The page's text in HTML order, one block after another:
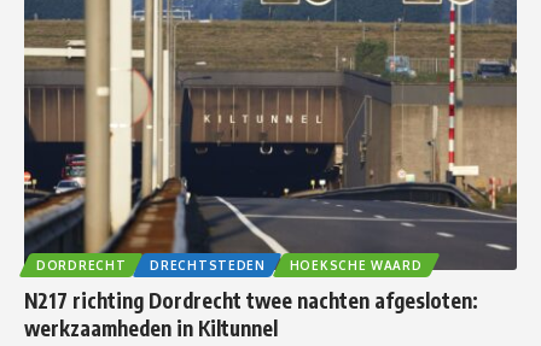
DORDRECHT DRECHTSTEDEN HOEKSCHE WAARD
N217 richting Dordrecht twee nachten afgesloten:
werkzaamheden in Kiltunnel